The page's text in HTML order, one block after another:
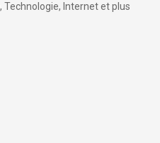
Technologie, Internet et plus